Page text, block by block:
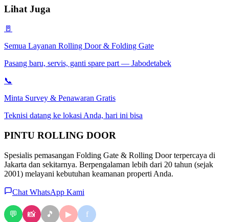
Lihat Juga
🚪
Semua Layanan Rolling Door & Folding Gate
Pasang baru, servis, ganti spare part — Jabodetabek
📞
Minta Survey & Penawaran Gratis
Teknisi datang ke lokasi Anda, hari ini bisa
PINTU ROLLING DOOR
Spesialis pemasangan Folding Gate & Rolling Door terpercaya di
Jakarta dan sekitarnya. Berpengalaman lebih dari 20 tahun (sejak
2001) melayani kebutuhan keamanan properti Anda.
Chat WhatsApp Kami
💬 📸 🎵 ▶ f